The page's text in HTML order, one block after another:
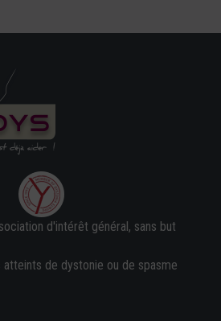
d'intérêt général, sans but
atteints de dystonie ou de spasme